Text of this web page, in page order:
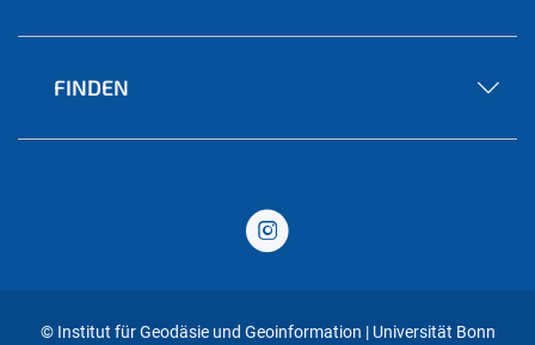
FINDEN
© Institut für Geodäsie und Geoinformation | Universität Bonn